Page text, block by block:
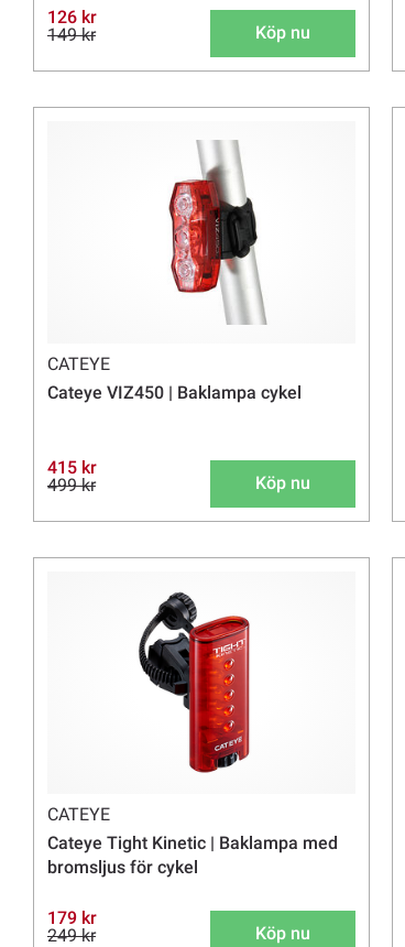
126 kr
149 kr
Köp nu
CATEYE
Cateye VIZ450 | Baklampa cykel
415 kr
499 kr
Köp nu
CATEYE
Cateye Tight Kinetic | Baklampa med
bromsljus för cykel
179 kr
249 kr
Köp nu